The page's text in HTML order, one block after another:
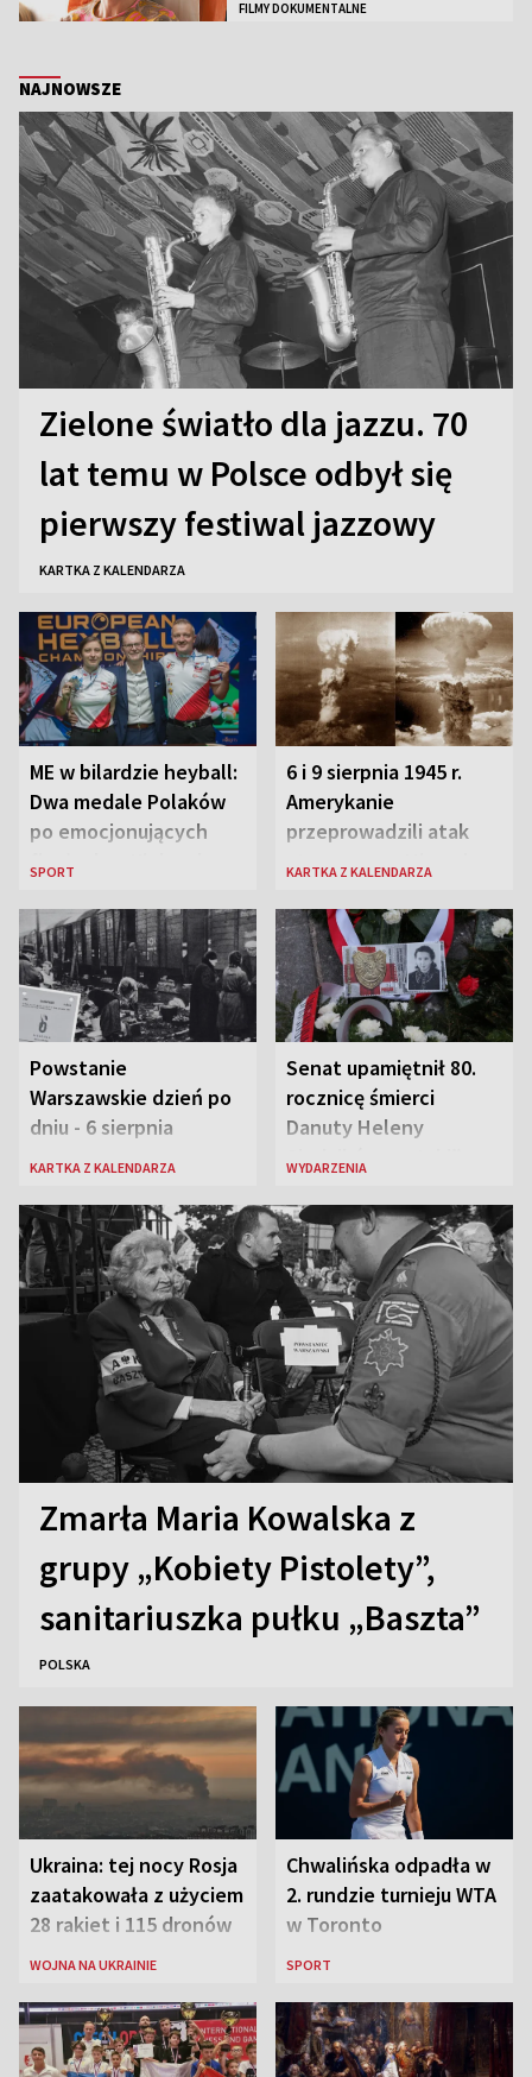
FILMY DOKUMENTALNE
NAJNOWSZE
Zielone światło dla jazzu. 70
lat temu w Polsce odbył się
pierwszy festiwal jazzowy
KARTKA Z KALENDARZA
ME w bilardzie heyball:
Dwa medale Polaków
po emocjonujących
finałach w Kielcach
SPORT
6 i 9 sierpnia 1945 r.
Amerykanie
przeprowadzili atak
atomowy na Hiroszimę
KARTKA Z KALENDARZA
Powstanie
Warszawskie dzień po
dniu - 6 sierpnia
KARTKA Z KALENDARZA
Senat upamiętnił 80.
rocznicę śmierci
Danuty Heleny
Siedzikówny „Inki”
WYDARZENIA
Zmarła Maria Kowalska z
grupy „Kobiety Pistolety”,
sanitariuszka pułku „Baszta”
POLSKA
Ukraina: tej nocy Rosja
zaatakowała z użyciem
28 rakiet i 115 dronów
WOJNA NA UKRAINIE
Chwalińska odpadła w
2. rundzie turnieju WTA
w Toronto
SPORT